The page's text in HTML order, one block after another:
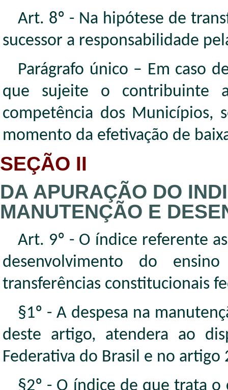
Art. 8º - Na hipótese de
sucessor a responsabilidade
Parágrafo único – Em caso
que sujeite o contribuinte
competência dos Municípios,
momento da efetivação de
SEÇÃO II
DA APURAÇÃO DO
MANUTENÇÃO E
Art. 9º - O índice referente
desenvolvimento do
transferências constitucionais
§1º - A despesa na
deste artigo, atendera ao
Federativa do Brasil e no artigo
§2º - O índice de que trata o